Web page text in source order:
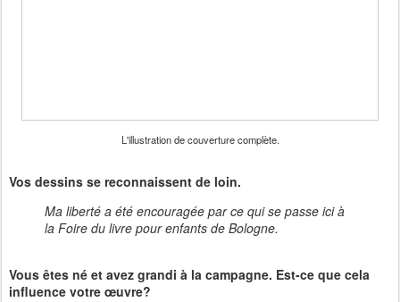
L'illustration de couverture complète.
Vos dessins se reconnaissent de loin.
Ma liberté a été encouragée par ce qui se passe ici à
la Foire du livre pour enfants de Bologne.
Vous êtes né et avez grandi à la campagne. Est-ce que cela
influence votre œuvre?